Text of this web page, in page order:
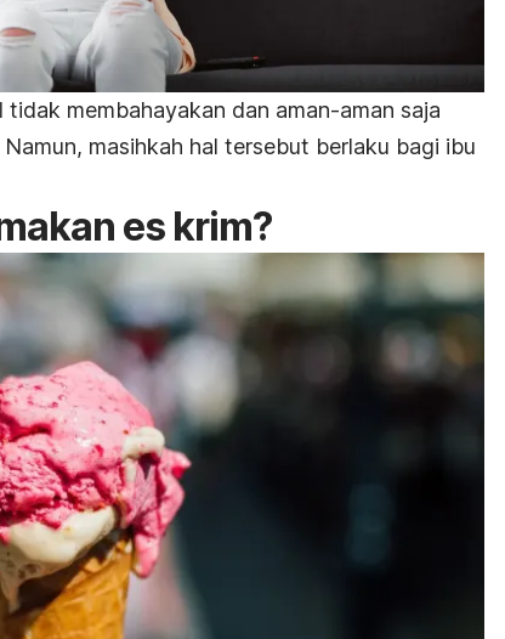
membahayakan dan aman-aman saja
masihkah hal tersebut berlaku bagi ibu
es krim?